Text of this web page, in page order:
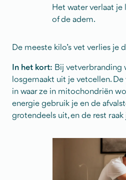
Het water verlaat je
of de adem.
De meeste kilo’s vet verlies je
In het kort: Bij vetverbranding
losgemaakt uit je vetcellen.
in waar ze in mitochondriën
energie gebruik je en de
grotendeels uit, en de rest